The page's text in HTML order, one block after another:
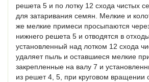
решета 5 и по лотку 12 схода чистых
для затаривания семян. Мелкие и
же мелкие примеси просыпаются
нижнего решета 5 и отводятся в
установленный над лотком 12 схода
удаляет пыль и оставшиеся мелкие
закрепленные на валу 7 и
из решет 4, 5, при круговом вращении